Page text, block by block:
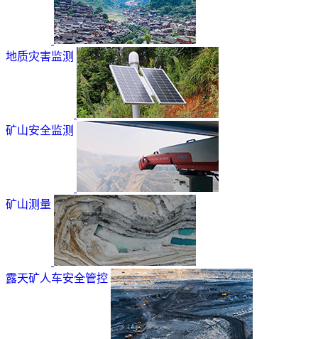
地质灾害监测
矿山安全监测
矿山测量
露天矿人车安全管控